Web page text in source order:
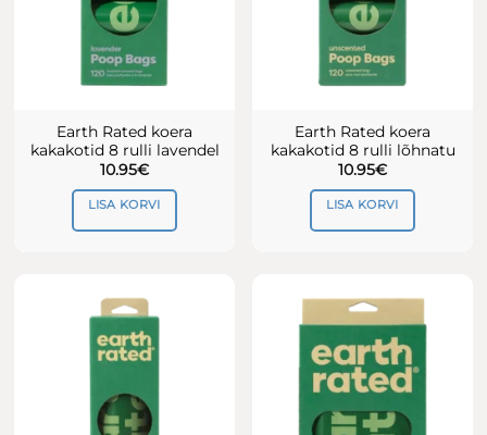
Earth Rated koera
kakakotid 8 rulli lavendel
10.95€
LISA KORVI
Earth Rated koera
kakakotid 8 rulli lõhnatu
10.95€
LISA KORVI